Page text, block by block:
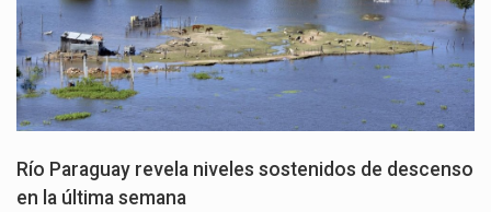
Río Paraguay revela niveles sostenidos de descenso
en la última semana